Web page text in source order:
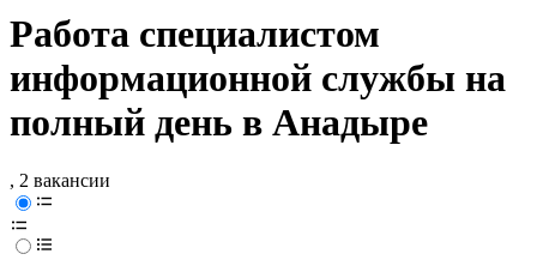
Работа специалистом
информационной службы на
полный день в Анадыре
, 2 вакансии